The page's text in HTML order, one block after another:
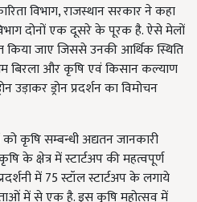
विभाग, राजस्थान सरकार ने कहा
दोनों एक दूसरे के पूरक है. ऐसे मेलों
जाए जिससे उनकी आर्थिक स्थिति
बिरला और कृषि एवं किसान कल्याण
उड़ाकर ड्रोन प्रदर्शन का विमोचन
कृषि सम्बन्धी अद्यतन जानकारी
के क्षेत्र में स्टार्टअप की महत्वपूर्ण
में 75 स्टॉल स्टार्टअप के लगाये
में से एक है. इस कृषि महोत्सव में